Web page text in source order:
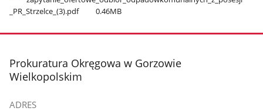
_PR​_Strzelce​_(3).pdf
0.46MB
stopka
Prokuratura Okręgowa w Gorzowie
Wielkopolskim
ADRES